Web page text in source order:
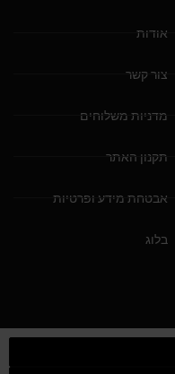
אודות
צור קשר
מדניות משלוחים
תקנון האתר
אבטחת מידע ופרטיות
בלוג